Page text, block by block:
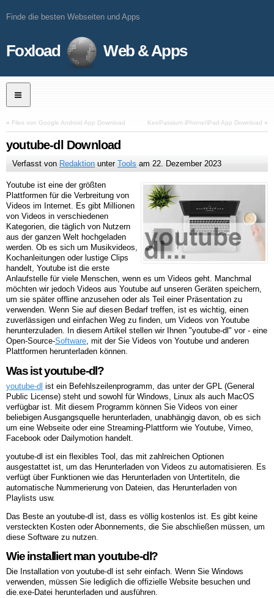
Finde die besten Webseiten und Apps
Foxload Web & Apps
« Files von Google Android App Download KeePassium iPhone/iPad App Download »
youtube-dl Download
Verfasst von Redaktion unterTools am22. Dezember 2023
Youtube ist eine der größten
Plattformen für die Verbreitung von
Videos im Internet. Es gibt Millionen
von Videos in verschiedenen
Kategorien, die täglich von Nutzern
aus der ganzen Welt hochgeladen
werden. Ob es sich um Musikvideos,
Kochanleitungen oder lustige Clips
handelt, Youtube ist die erste
Anlaufstelle für viele Menschen, wenn es um Videos geht. Manchmal
möchten wir jedoch Videos aus Youtube auf unseren Geräten speichern,
um sie später offline anzusehen oder als Teil einer Präsentation zu
verwenden. Wenn Sie auf diesen Bedarf treffen, ist es wichtig, einen
zuverlässigen und einfachen Weg zu finden, um Videos von Youtube
herunterzuladen. In diesem Artikel stellen wir Ihnen "youtube-dl" vor - eine
Open-Source-Software, mit der Sie Videos von Youtube und anderen
Plattformen herunterladen können.
Was ist youtube-dl?
youtube-dl ist ein Befehlszeilenprogramm, das unter der GPL (General
Public License) steht und sowohl für Windows, Linux als auch MacOS
verfügbar ist. Mit diesem Programm können Sie Videos von einer
beliebigen Ausgangsquelle herunterladen, unabhängig davon, ob es sich
um eine Webseite oder eine Streaming-Plattform wie Youtube, Vimeo,
Facebook oder Dailymotion handelt.
youtube-dl ist ein flexibles Tool, das mit zahlreichen Optionen
ausgestattet ist, um das Herunterladen von Videos zu automatisieren. Es
verfügt über Funktionen wie das Herunterladen von Untertiteln, die
automatische Nummerierung von Dateien, das Herunterladen von
Playlists usw.
Das Beste an youtube-dl ist, dass es völlig kostenlos ist. Es gibt keine
versteckten Kosten oder Abonnements, die Sie abschließen müssen, um
diese Software zu nutzen.
Wie installiert man youtube-dl?
Die Installation von youtube-dl ist sehr einfach. Wenn Sie Windows
verwenden, müssen Sie lediglich die offizielle Website besuchen und
die.exe-Datei herunterladen und ausführen.